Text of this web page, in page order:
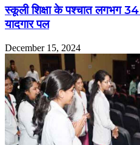
स्कूली शिक्षा के पश्चात लगभग
यादगार पल
December 15, 2024